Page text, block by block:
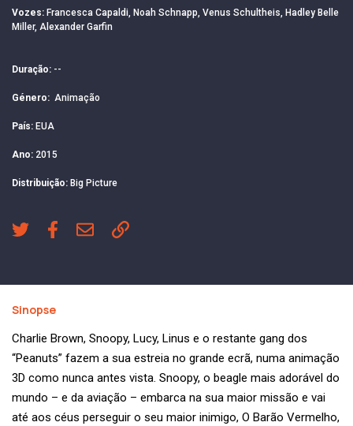
Vozes: Francesca Capaldi, Noah Schnapp, Venus Schultheis, Hadley Belle
Miller, Alexander Garfin
Duração: --
Género: Animação
País: EUA
Ano: 2015
Distribuição: Big Picture
Sinopse
Charlie Brown, Snoopy, Lucy, Linus e o restante gang dos
“Peanuts” fazem a sua estreia no grande ecrã, numa animação
3D como nunca antes vista. Snoopy, o beagle mais adorável do
mundo – e da aviação – embarca na sua maior missão e vai
até aos céus perseguir o seu maior inimigo, O Barão Vermelho,